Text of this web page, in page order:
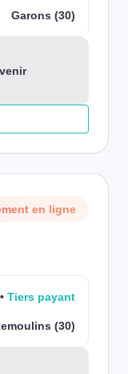
Garons (30)
en ligne
Tiers payant
(30)